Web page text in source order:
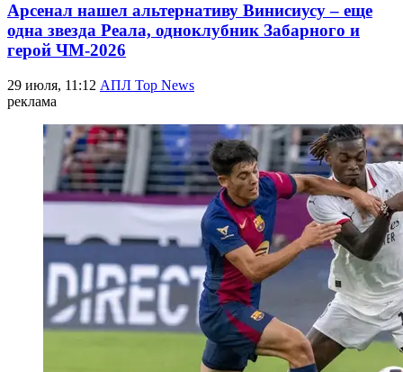
Арсенал нашел альтернативу Винисиусу – еще
одна звезда Реала, одноклубник Забарного и
герой ЧМ-2026
29 июля, 11:12 АПЛ Top News
реклама